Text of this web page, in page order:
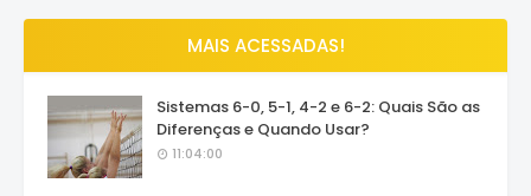
MAIS ACESSADAS!
Sistemas 6-0, 5-1, 4-2 e 6-2: Quais São as
Diferenças e Quando Usar?
11:04:00